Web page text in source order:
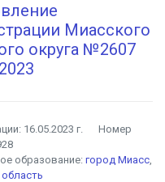
Миасского
округа №2607
16.05.2023 г.
Номер
образование:город Миасс,